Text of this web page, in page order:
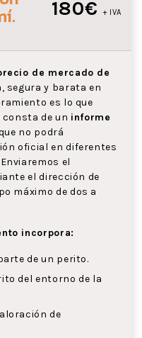
180€ + IVA
.
de mercado de
segura y barata en
es lo que
consta de un informe
no podrá
oficial en diferentes
el
el dirección de
máximo de dos a
incorpora:
de un perito.
del entorno de la
de